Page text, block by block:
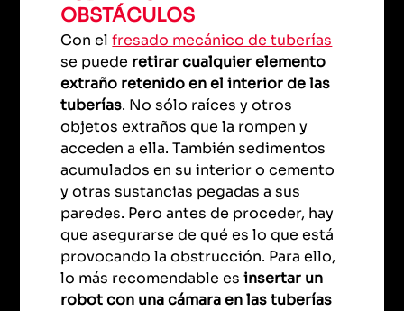
OBSTÁCULOS
Con elfresado mecánico de tuberías
se puede retirar cualquier elemento
extraño retenido en el interior de las
tuberías. No sólo raíces y otros
objetos extraños que la rompen y
acceden a ella. También sedimentos
acumulados en su interior o cemento
y otras sustancias pegadas a sus
paredes. Pero antes de proceder, hay
que asegurarse de qué es lo que está
provocando la obstrucción. Para ello,
lo más recomendable esinsertar un
robot con una cámara en las tuberías